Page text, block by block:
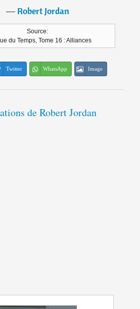
―Robert Jordan
Source:
du Temps, Tome 16 : Alliances
Twitter WhatsApp Image
de Robert Jordan